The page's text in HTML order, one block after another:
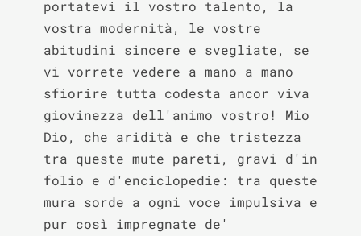
portatevi il vostro talento, la
vostra modernità, le vostre
abitudini sincere e svegliate, se
vi vorrete vedere a mano a mano
sfiorire tutta codesta ancor viva
giovinezza dell'animo vostro! Mio
Dio, che aridità e che tristezza
tra queste mute pareti, gravi d'in
folio e d'enciclopedie: tra queste
mura sorde a ogni voce impulsiva e
pur così impregnate de'